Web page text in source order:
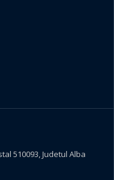
510093, Judetul Alba